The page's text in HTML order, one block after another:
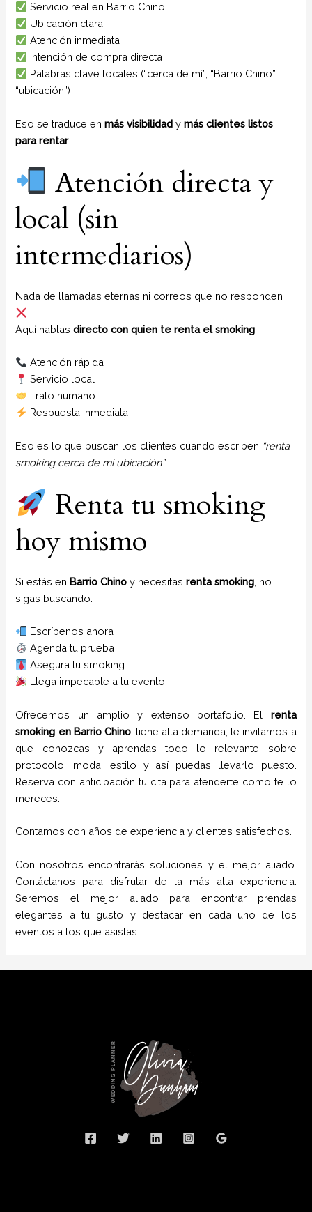
Servicio real en Barrio Chino
Ubicación clara
Atención inmediata
Intención de compra directa
Palabras clave locales (“cerca de mí”, “Barrio Chino”,
“ubicación”)
Eso se traduce enmás visibilidad ymás clientes listos
para rentar.
Atención directa y
local (sin
intermediarios)
Nada de llamadas eternas ni correos que no responden
Aquí hablasdirecto con quien te renta el smoking
Atención rápida
Servicio local
Trato humano
Respuesta inmediata
Eso es lo que buscan los clientes cuando escriben “renta
smoking cerca de mi ubicación”.
Renta tu smoking
hoy mismo
Si estás enBarrio Chino y necesitasrenta smoking , no
sigas buscando.
Escríbenos ahora
Agenda tu prueba
Asegura tu smoking
Llega impecable a tu evento
Ofrecemos un amplio y extenso portafolio. El renta
smoking en Barrio Chino, tiene alta demanda, te invitamos a
que conozcas y aprendas todo lo relevante sobre
protocolo, moda, estilo y así puedas llevarlo puesto.
Reserva con anticipación tu cita para atenderte como te lo
mereces.
Contamos con años de experiencia y clientes satisfechos.
Con nosotros encontrarás soluciones y el mejor aliado.
Contáctanos para disfrutar de la más alta experiencia.
Seremos el mejor aliado para encontrar prendas
elegantes a tu gusto y destacar en cada uno de los
eventos a los que asistas.